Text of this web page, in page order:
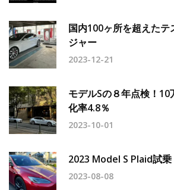
国内100ヶ所を超えた
ジャー
2023-12-21
モデルSの８年点検！
化率4.8％
2023-10-01
2023 Model S Plaid試乗
2023-08-08